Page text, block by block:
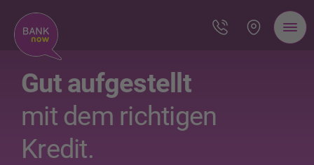
Gut aufgestellt
mit dem richtigen
Kredit.